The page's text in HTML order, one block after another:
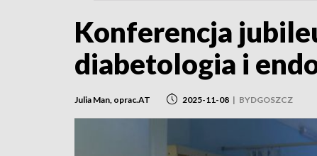
Konferencja
diabetologia i
Julia Man, oprac.AT 2025-11-08 | BYDGOSZCZ